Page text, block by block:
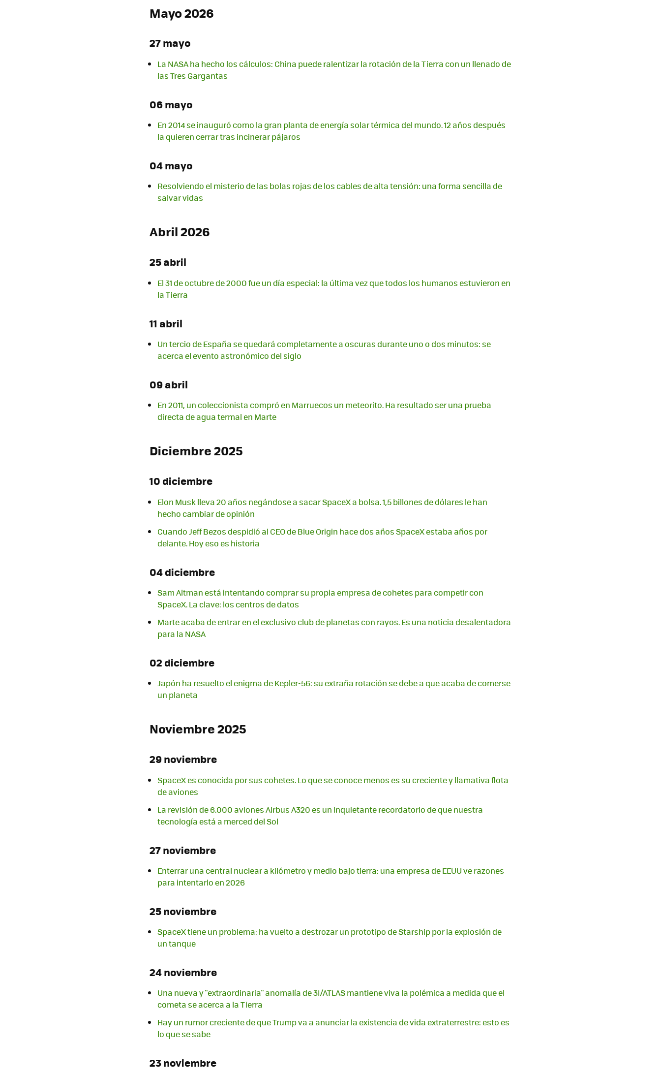
Mayo 2026
27 mayo
La NASA ha hecho los cálculos: China puede ralentizar la rotación de la Tierra con un llenado de
las Tres Gargantas
06 mayo
En 2014 se inauguró como la gran planta de energía solar térmica del mundo. 12 años después
la quieren cerrar tras incinerar pájaros
04 mayo
Resolviendo el misterio de las bolas rojas de los cables de alta tensión: una forma sencilla de
salvar vidas
Abril 2026
25 abril
El 31 de octubre de 2000 fue un día especial: la última vez que todos los humanos estuvieron en
la Tierra
11 abril
Un tercio de España se quedará completamente a oscuras durante uno o dos minutos: se
acerca el evento astronómico del siglo
09 abril
En 2011, un coleccionista compró en Marruecos un meteorito. Ha resultado ser una prueba
directa de agua termal en Marte
Diciembre 2025
10 diciembre
Elon Musk lleva 20 años negándose a sacar SpaceX a bolsa. 1,5 billones de dólares le han
hecho cambiar de opinión
Cuando Jeff Bezos despidió al CEO de Blue Origin hace dos años SpaceX estaba años por
delante. Hoy eso es historia
04 diciembre
Sam Altman está intentando comprar su propia empresa de cohetes para competir con
SpaceX. La clave: los centros de datos
Marte acaba de entrar en el exclusivo club de planetas con rayos. Es una noticia desalentadora
para la NASA
02 diciembre
Japón ha resuelto el enigma de Kepler-56: su extraña rotación se debe a que acaba de comerse
un planeta
Noviembre 2025
29 noviembre
SpaceX es conocida por sus cohetes. Lo que se conoce menos es su creciente y llamativa flota
de aviones
La revisión de 6.000 aviones Airbus A320 es un inquietante recordatorio de que nuestra
tecnología está a merced del Sol
27 noviembre
Enterrar una central nuclear a kilómetro y medio bajo tierra: una empresa de EEUU ve razones
para intentarlo en 2026
25 noviembre
SpaceX tiene un problema: ha vuelto a destrozar un prototipo de Starship por la explosión de
un tanque
24 noviembre
Una nueva y "extraordinaria" anomalía de 3I/ATLAS mantiene viva la polémica a medida que el
cometa se acerca a la Tierra
Hay un rumor creciente de que Trump va a anunciar la existencia de vida extraterrestre: esto es
lo que se sabe
23 noviembre